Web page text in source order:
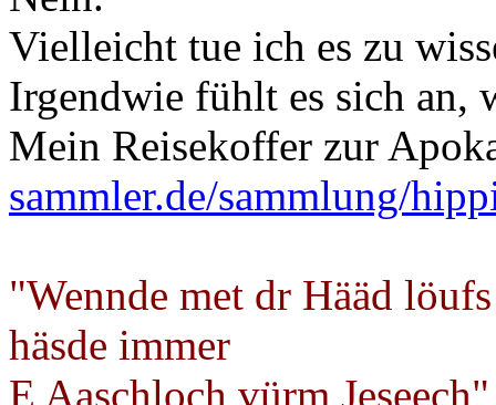
Vielleicht tue ich es zu
Irgendwie fühlt es sich an,
Mein Reisekoffer zur
sammler.de/sammlung/
"Wennde met dr Hääd löufs
häsde immer
E Aaschloch vürm Jeseech"